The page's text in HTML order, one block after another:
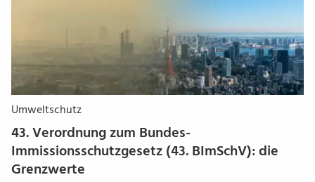
Umweltschutz
43. Verordnung zum Bundes-
Immissionsschutzgesetz (43. BImSchV): die
Grenzwerte